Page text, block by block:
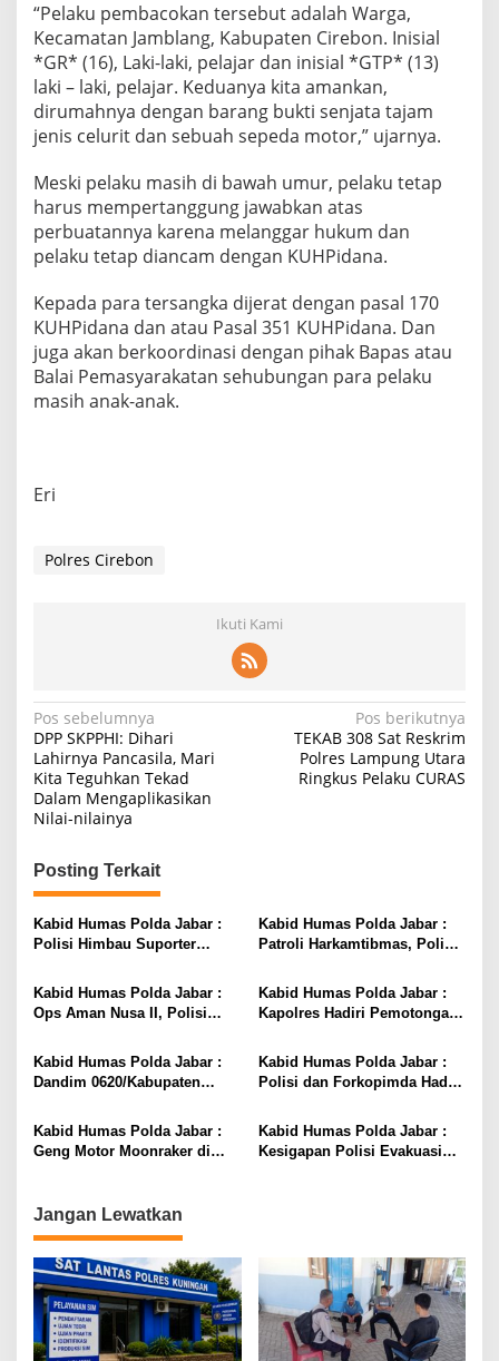
“Pelaku pembacokan tersebut adalah Warga,
Kecamatan Jamblang, Kabupaten Cirebon. Inisial
*GR* (16), Laki-laki, pelajar dan inisial *GTP* (13)
laki – laki, pelajar. Keduanya kita amankan,
dirumahnya dengan barang bukti senjata tajam
jenis celurit dan sebuah sepeda motor,” ujarnya.
Meski pelaku masih di bawah umur, pelaku tetap
harus mempertanggung jawabkan atas
perbuatannya karena melanggar hukum dan
pelaku tetap diancam dengan KUHPidana.
Kepada para tersangka dijerat dengan pasal 170
KUHPidana dan atau Pasal 351 KUHPidana. Dan
juga akan berkoordinasi dengan pihak Bapas atau
Balai Pemasyarakatan sehubungan para pelaku
masih anak-anak.
Eri
Polres Cirebon
Ikuti Kami
Navigasi
pos
Pos sebelumnya
DPP SKPPHI: Dihari
Lahirnya Pancasila, Mari
Kita Teguhkan Tekad
Dalam Mengaplikasikan
Nilai-nilainya
Pos berikutnya
TEKAB 308 Sat Reskrim
Polres Lampung Utara
Ringkus Pelaku CURAS
Posting Terkait
Kabid Humas Polda Jabar :
Polisi Himbau Suporter
Kondusifitas
Kabid Humas Polda Jabar :
Patroli Harkamtibmas, Polisi
Rangka Ops Aman Nusa II
Kabid Humas Polda Jabar :
Ops Aman Nusa II, Polisi
Hewan Ternak Antisipasi PMK
Kabid Humas Polda Jabar :
Kapolres Hadiri Pemotongan
Kabid Humas Polda Jabar :
Dandim 0620/Kabupaten
Arhanud-14/PWY Beri Kejutan
Hari Bhayangkara Ke-76 Pada
Polisi
Kabid Humas Polda Jabar :
Polisi dan Forkopimda Hadiri
Bhayangkara Ke-76
Kabid Humas Polda Jabar :
Geng Motor Moonraker di
Kabid Humas Polda Jabar :
Kesigapan Polisi Evakuasi
Jangan Lewatkan